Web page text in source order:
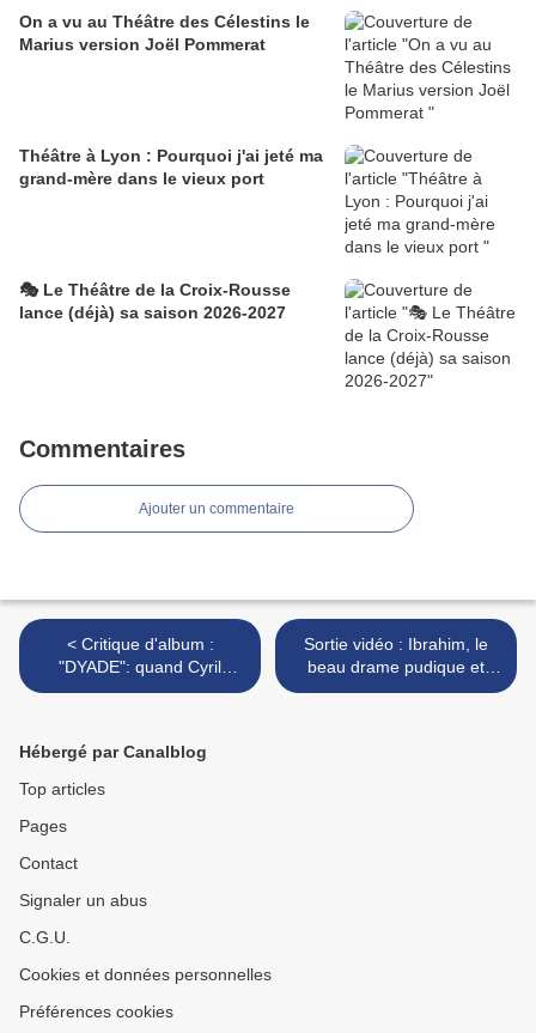
On a vu au Théâtre des Célestins le
Marius version Joël Pommerat
Théâtre à Lyon : Pourquoi j'ai jeté ma
grand-mère dans le vieux port
🎭 Le Théâtre de la Croix-Rousse
lance (déjà) sa saison 2026-2027
Commentaires
Ajouter un commentaire
< Critique d'album :
"DYADE": quand Cyril
Mokaiesh renoue joliment
Sortie vidéo : Ibrahim, le
beau drame pudique et
sensible de Samir Guesmi >
Hébergé par Canalblog
Top articles
Pages
Contact
Signaler un abus
C.G.U.
Cookies et données personnelles
Préférences cookies